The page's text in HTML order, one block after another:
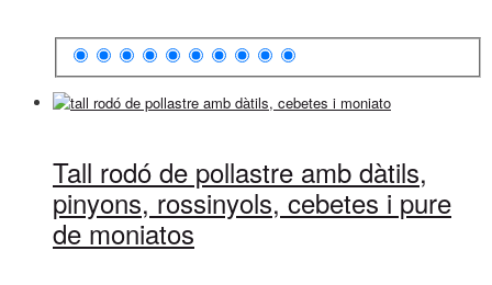
Tall rodó de pollastre amb dàtils,
pinyons, rossinyols, cebetes i pure
de moniatos